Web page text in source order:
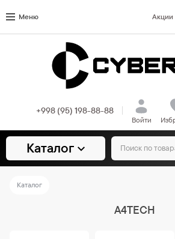
Меню Акции
+998 (95) 198-88-88
Войти
Каталог
Каталог
A4TECH